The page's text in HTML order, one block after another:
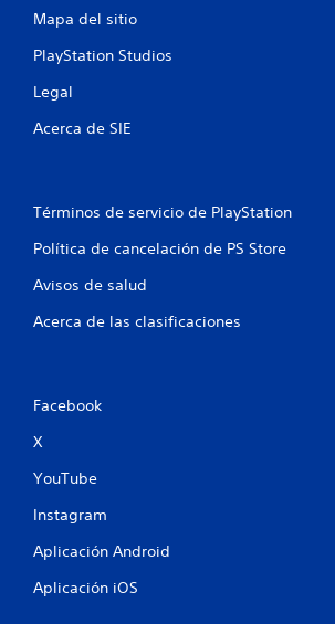
Mapa del sitio
PlayStation Studios
Legal
Acerca de SIE
Términos de servicio de PlayStation
Política de cancelación de PS Store
Avisos de salud
Acerca de las clasificaciones
Facebook
X
YouTube
Instagram
Aplicación Android
Aplicación iOS